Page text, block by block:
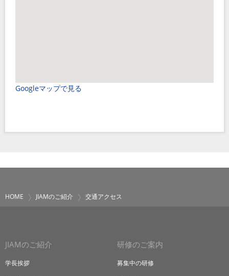
Googleマップで見る
HOME JIAMのご紹介 交通アクセス
JIAMのご紹介
学長挨拶
研修のご案内
募集中の研修